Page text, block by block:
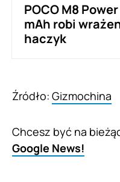
POCO M8
mAh robi
haczyk
Źródło: Gizmochina
Chcesz być na
Google News!